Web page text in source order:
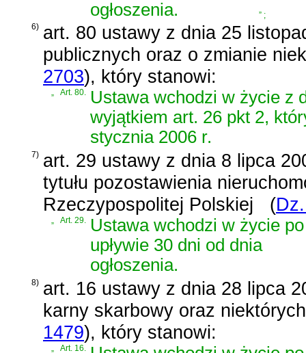
ogłoszenia.
” ;
6) art. 80 ustawy z dnia 25
publicznych oraz o zmianie
2703), który stanowi:
„ Art. 80. Ustawa wchodzi w życie z
wyjątkiem art. 26 pkt 2,
stycznia 2006 r.
7) art. 29 ustawy z dnia 8 lipca
tytułu pozostawienia
Rzeczypospolitej Polskiej
(
„ Art. 29. Ustawa wchodzi w życie po
upływie 30 dni od dnia
ogłoszenia.
8) art. 16 ustawy z dnia 28 lipca
karny skarbowy oraz
1479), który stanowi:
Art. 16.